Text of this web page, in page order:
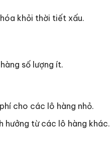
khỏi thời tiết xấu.
số lượng ít.
cho các lô hàng nhỏ.
hưởng từ các lô hàng khác.